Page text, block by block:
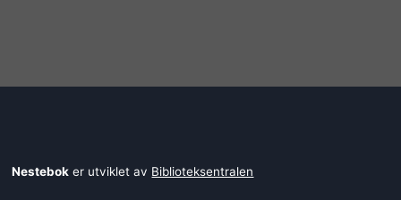
Nestebok er utviklet av Biblioteksentralen